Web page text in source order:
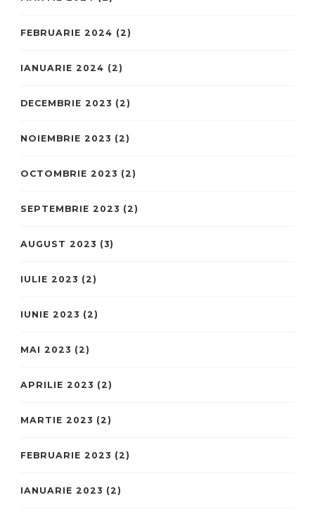
FEBRUARIE 2024 (2)
IANUARIE 2024 (2)
DECEMBRIE 2023 (2)
NOIEMBRIE 2023 (2)
OCTOMBRIE 2023 (2)
SEPTEMBRIE 2023 (2)
AUGUST 2023 (3)
IULIE 2023 (2)
IUNIE 2023 (2)
MAI 2023 (2)
APRILIE 2023 (2)
MARTIE 2023 (2)
FEBRUARIE 2023 (2)
IANUARIE 2023 (2)